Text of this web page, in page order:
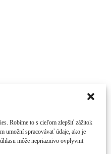
Robíme to s cieľom zlepšiť zážitok
umožní spracovávať údaje, ako je
môže nepriaznivo ovplyvniť